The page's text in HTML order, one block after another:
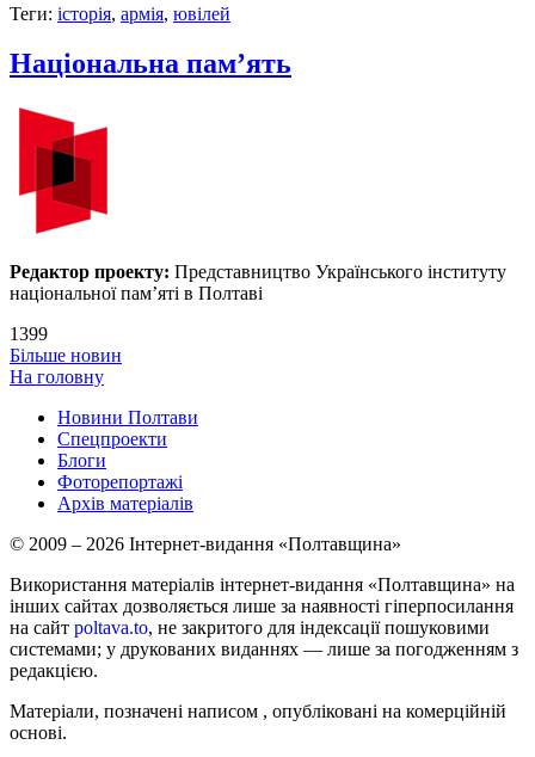
Теги: історія, армія, ювілей
Національна пам’ять
Редактор проекту: Представництво Українського інституту
національної пам’яті в Полтаві
1399
Більше новин
На головну
Новини Полтави
Спецпроекти
Блоги
Фоторепортажі
Архів матеріалів
© 2009 – 2026 Інтернет-видання «Полтавщина»
Використання матеріалів інтернет-видання «Полтавщина» на
інших сайтах дозволяється лише за наявності гіперпосилання
на сайт poltava.to, не закритого для індексації пошуковими
системами; у друкованих виданнях — лише за погодженням з
редакцією.
Матеріали, позначені написом , опубліковані на комерційній
основі.